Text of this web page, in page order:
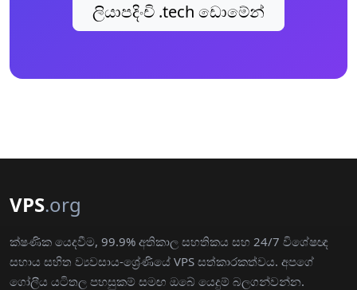
ලියාපදිංචි .tech ඩොමේන්
VPS.org
ක්ෂණික යෙදවීම, 99.9% අතිකාල සහතිකය සහ 24/7 විශේෂඥ
සහාය සහිත ව්‍යවසාය-ශ්‍රේණියේ VPS සත්කාරකත්වය. අපගේ
ගෝලීය යටිතල පහසුකම් සමඟ ඔබේ යෙදුම් බලගන්වන්න.